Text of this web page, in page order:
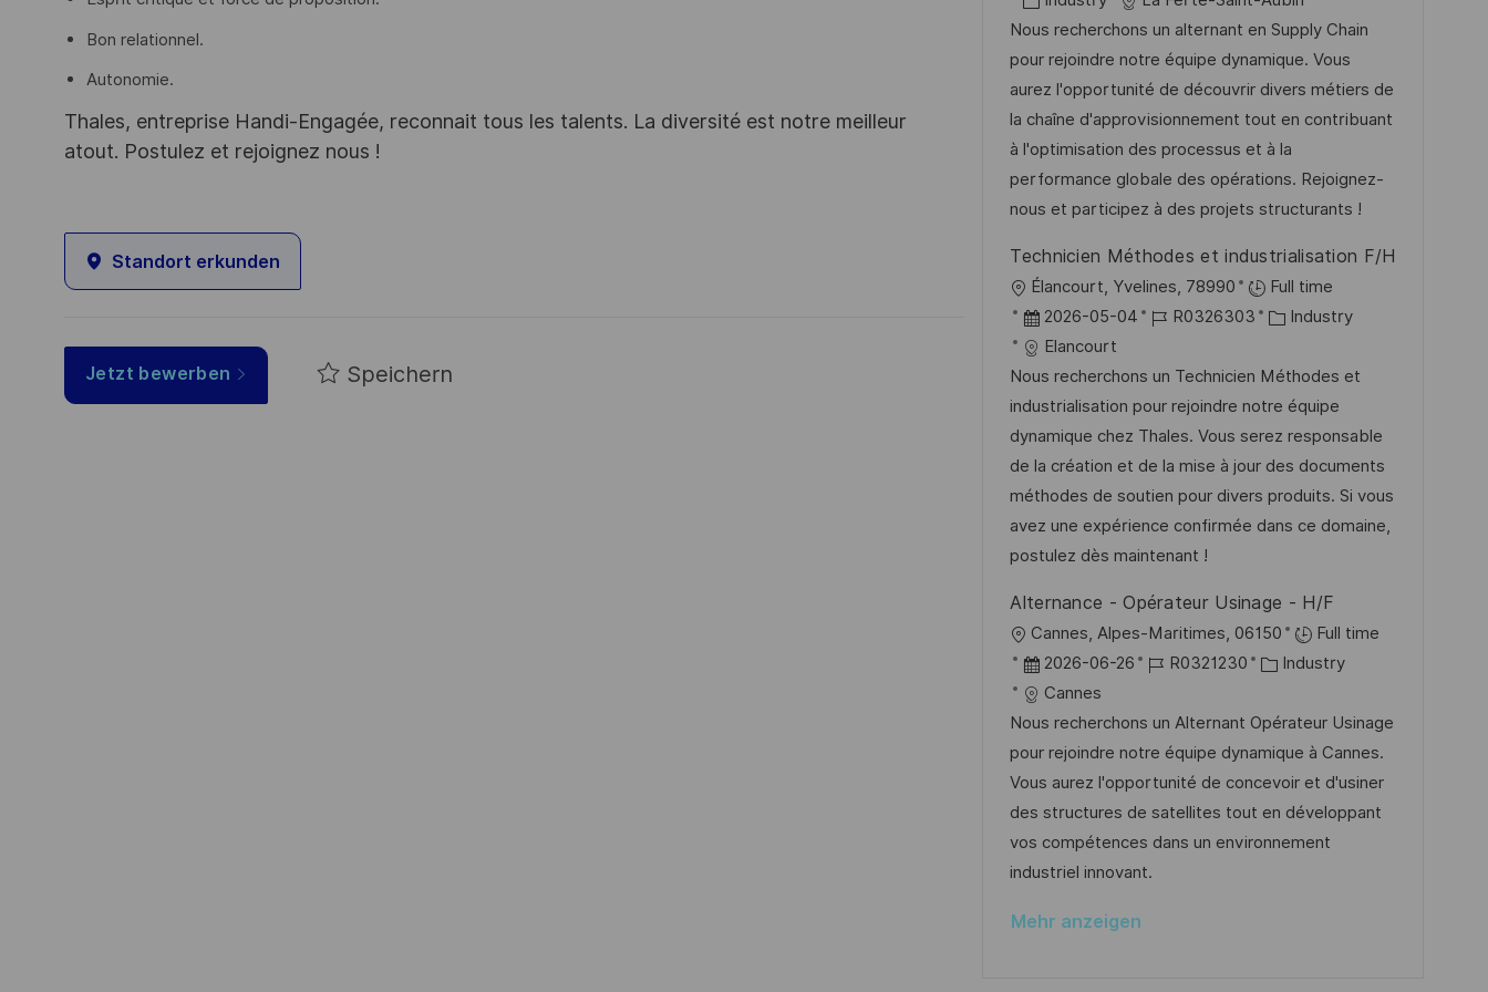
Bon relationnel.
Autonomie.
Thales, entreprise Handi-Engagée, reconnait tous les talents. La diversité est notre meilleur
atout. Postulez et rejoignez nous !
Standort erkunden
Jetzt bewerben Speichern
g
f
f
e
n
t
l
i
c
h
u
n
g
t
u
m
d
e
r
V
r
ö
f
e
n
t
l
i
c
h
u
n
g
b
-
I
D
a
t
e
g
o
r
i
Nous recherchons un alternant en Supply Chain
pour rejoindre notre équipe dynamique. Vous
aurez l'opportunité de découvrir divers métiers de
la chaîne d'approvisionnement tout en contribuant
à l'optimisation des processus et à la
performance globale des opérations. Rejoignez-
nous et participez à des projets structurants !
Technicien Méthodes et industrialisation F/H
O
r
t
Élancourt, Yvelines, 78990
Full time
D
a
t
u
m
d
e
r
V
r
ö
f
f
e
n
t
l
i
c
h
2026-05-04
J
b
-
I
D
R0326303
K
t
e
g
o
r
i
Industry
Elancourt
Nous recherchons un Technicien Méthodes et
industrialisation pour rejoindre notre équipe
dynamique chez Thales. Vous serez responsable
de la création et de la mise à jour des documents
méthodes de soutien pour divers produits. Si vous
avez une expérience confirmée dans ce domaine,
postulez dès maintenant !
Alternance - Opérateur Usinage - H/F
O
r
t
Cannes, Alpes-Maritimes, 06150
Full time
D
a
t
u
m
d
e
r
e
2026-06-26
J
b
-
I
D
R0321230
K
t
e
g
o
r
Industry
Cannes
Nous recherchons un Alternant Opérateur Usinage
pour rejoindre notre équipe dynamique à Cannes.
Vous aurez l'opportunité de concevoir et d'usiner
des structures de satellites tout en développant
vos compétences dans un environnement
industriel innovant.
Mehr anzeigen